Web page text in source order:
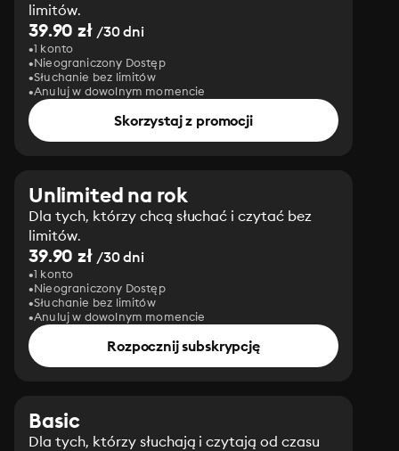
limitów.
39.90 zł/30 dni
1 konto
Nieograniczony Dostęp
Słuchanie bez limitów
Anuluj w dowolnym momencie
Skorzystaj z promocji
Unlimited na rok
Dla tych, którzy chcą słuchać i czytać bez
limitów.
39.90 zł/30 dni
1 konto
Nieograniczony Dostęp
Słuchanie bez limitów
Anuluj w dowolnym momencie
Rozpocznij subskrypcję
Basic
Dla tych, którzy słuchają i czytają od czasu